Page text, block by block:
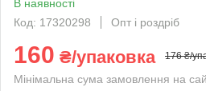
В наявності
Код: 17320298
Опт і роздріб
160 ₴/упаковка 176 ₴/
Мінімальна сума замовлення на